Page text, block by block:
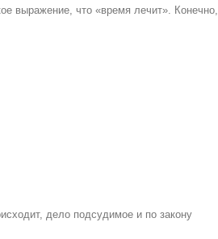
выражение, что «время лечит». Конечно,
дело подсудимое и по закону